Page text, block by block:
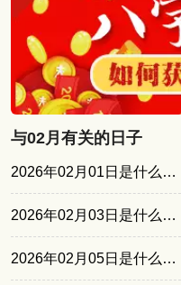
与02月有关的日子
2026年02月01日是什么日子
2026年02月03日是什么日子
2026年02月05日是什么日子